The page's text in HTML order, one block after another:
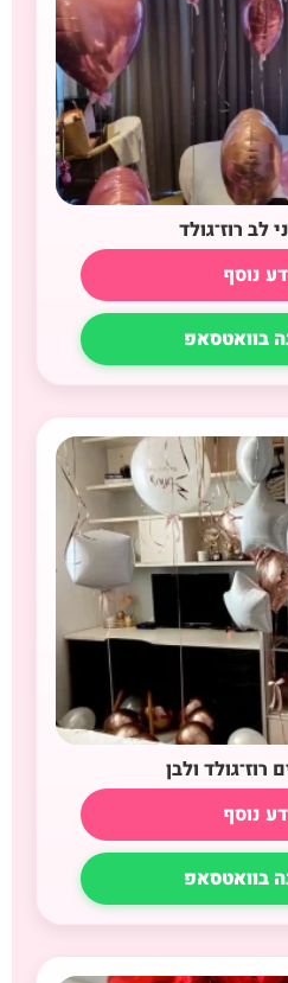
לב רוז־גולד
נוסף
בוואטסאפ
רוז־גולד ולבן
נוסף
בוואטסאפ